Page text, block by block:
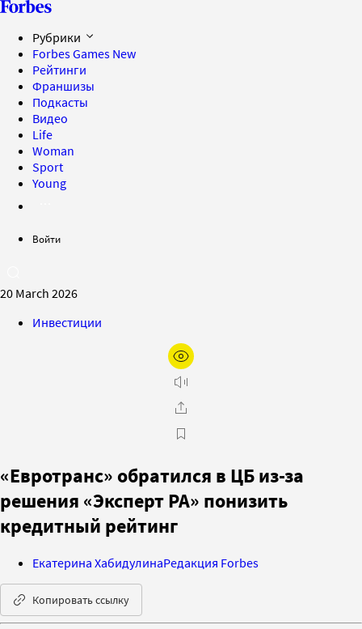
Рубрики
Forbes Games New
Рейтинги
Франшизы
Подкасты
Видео
Life
Woman
Sport
Young
Войти
20 March 2026
Инвестиции
«Евротранс» обратился в ЦБ из-за
решения «Эксперт РА» понизить
кредитный рейтинг
Екатерина ХабидулинаРедакция Forbes
Копировать ссылку